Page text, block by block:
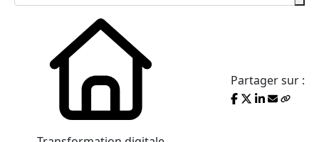
Partager sur :